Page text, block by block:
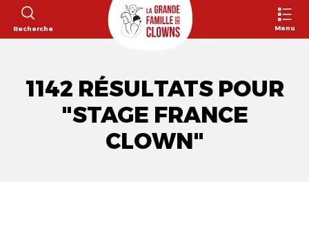
Recherche Menu
1142 RÉSULTATS POUR
"STAGE FRANCE
CLOWN"